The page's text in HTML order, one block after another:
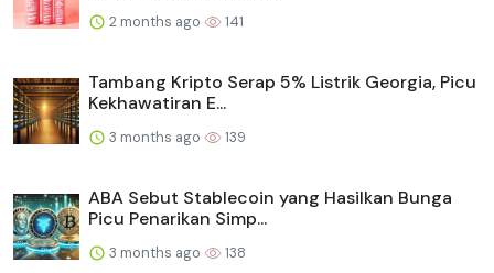
2 months ago 141
Tambang Kripto Serap 5% Listrik Georgia, Picu
Kekhawatiran E...
3 months ago 139
ABA Sebut Stablecoin yang Hasilkan Bunga
Picu Penarikan Simp...
3 months ago 138